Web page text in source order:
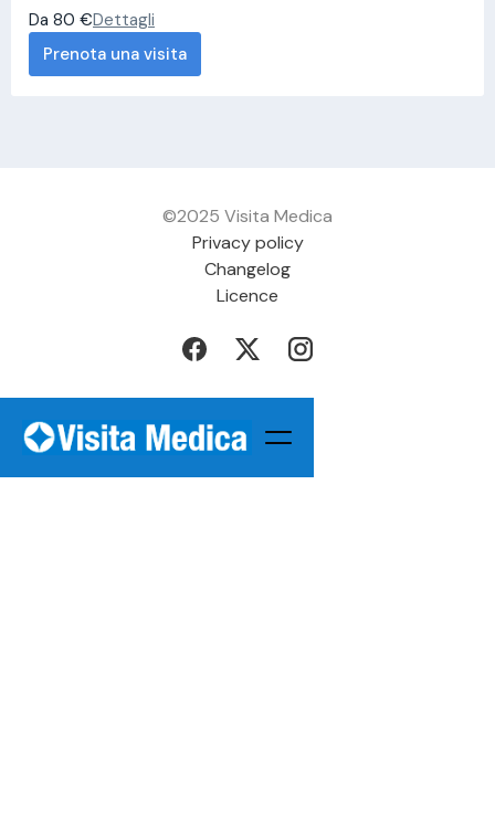
Da 80 €Dettagli
Prenota una visita
©2025 Visita Medica
Privacy policy
Changelog
Licence